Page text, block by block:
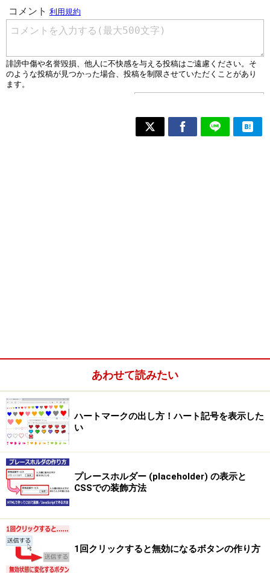
あわせて読みたい
ハートマークの出し方！ハート記号を表示した
い
プレースホルダー (placeholder) の表示と
CSSでの装飾方法
1回クリックすると無効になるボタンの作り方